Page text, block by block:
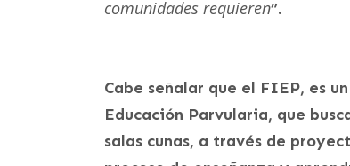
comunidades requieren”.
Cabe señalar que el FIEP, es
Educación Parvularia, que
salas cunas, a través de